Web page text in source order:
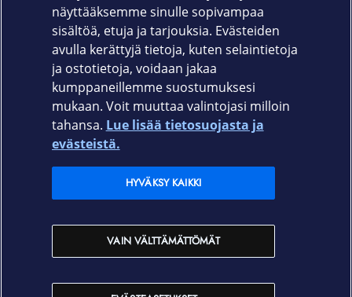
650-2878
Elisa.fi
Elisan myymälät
näyttääksemme sinulle sopivampaa
sisältöä, etuja ja tarjouksia. Evästeiden
avulla kerättyjä tietoja, kuten selaintietoja
ja ostotietoja, voidaan jakaa
kumppaneillemme suostumuksesi
mukaan. Voit muuttaa valintojasi milloin
tahansa. Lue lisää tietosuojasta ja
evästeistä.
VAIN VÄLTTÄMÄTTÖMÄT
HYVÄKSY KAIKKI